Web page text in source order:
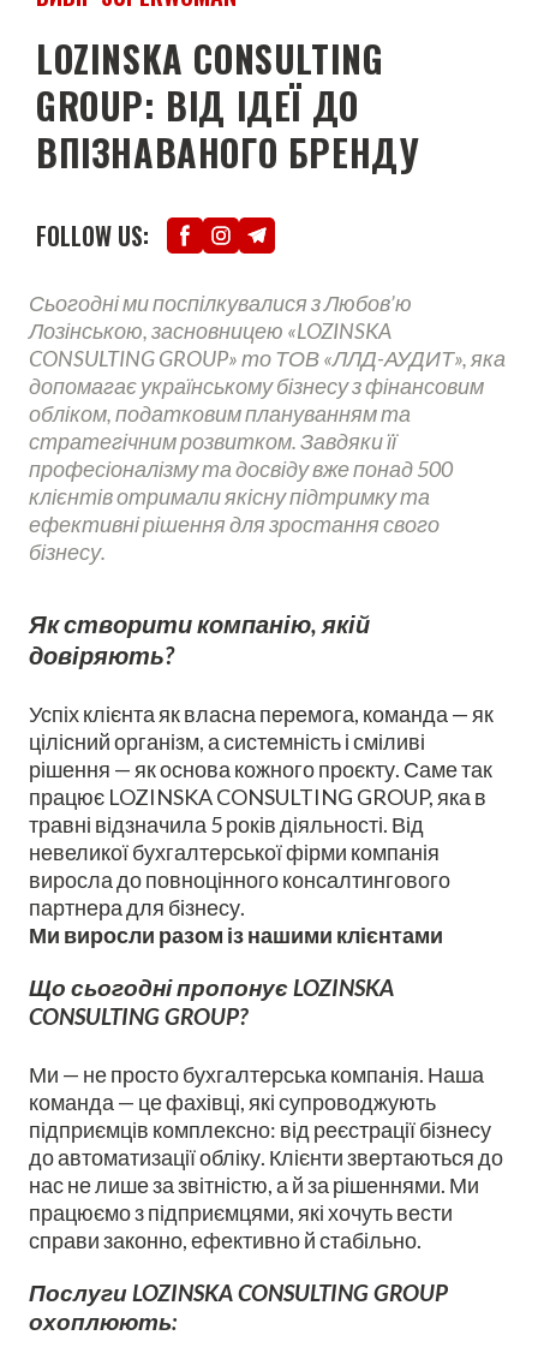
LOZINSKA CONSULTING
GROUP: ВІД ІДЕЇ ДО
ВПІЗНАВАНОГО БРЕНДУ
FOLLOW US:
Сьогодні ми поспілкувалися з Любов’ю
Лозінською, засновницею «LOZINSKA
CONSULTING GROUP» то ТОВ «ЛЛД-АУДИТ», яка
допомагає українському бізнесу з фінансовим
обліком, податковим плануванням та
стратегічним розвитком. Завдяки її
професіоналізму та досвіду вже понад 500
клієнтів отримали якісну підтримку та
ефективні рішення для зростання свого
бізнесу.
Як створити компанію, якій
довіряють?
Успіх клієнта як власна перемога, команда — як
цілісний організм, а системність і сміливі
рішення — як основа кожного проєкту. Саме так
працює LOZINSKA CONSULTING GROUP, яка в
травні відзначила 5 років діяльності. Від
невеликої бухгалтерської фірми компанія
виросла до повноцінного консалтингового
партнера для бізнесу.
Ми виросли разом із нашими клієнтами
Що сьогодні пропонує LOZINSKA
CONSULTING GROUP?
Ми — не просто бухгалтерська компанія. Наша
команда — це фахівці, які супроводжують
підприємців комплексно: від реєстрації бізнесу
до автоматизації обліку. Клієнти звертаються до
нас не лише за звітністю, а й за рішеннями. Ми
працюємо з підприємцями, які хочуть вести
справи законно, ефективно й стабільно.
Послуги LOZINSKA CONSULTING GROUP
охоплюють: